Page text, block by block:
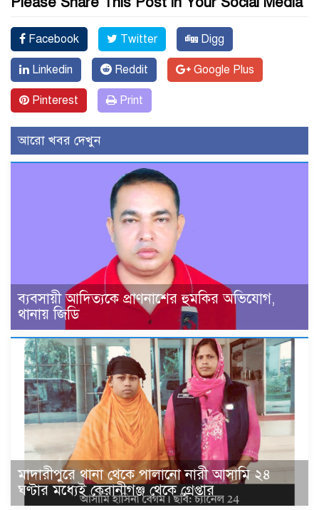
Facebook Twitter Digg
Linkedin Reddit Google Plus
Pinterest Print
আরো খবর দেখুন
ব্যবসায়ী আদিত্যকে প্রাণনাশের হুমকির অভিযোগ,
থানায় জিডি
মাদারীপুরে থানা থেকে পালানো নারী আসামি ২৪
ঘণ্টার মধ্যেই কেরানীগঞ্জ থেকে গ্রেপ্তার